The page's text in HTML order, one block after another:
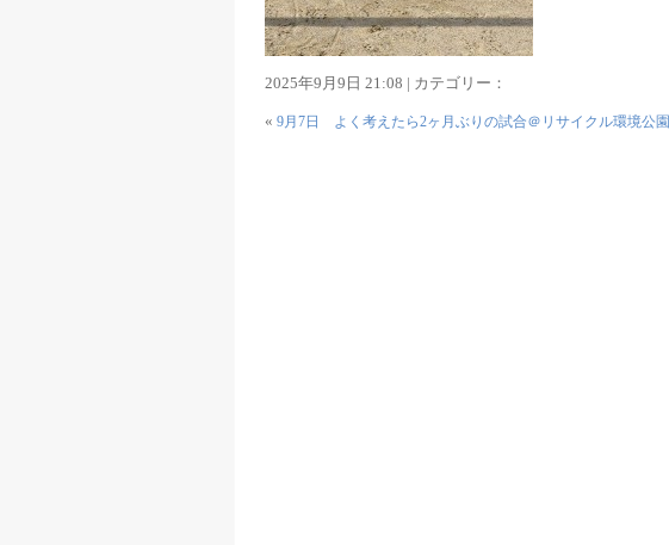
2025年9月9日 21:08 | カテゴリー：
« 9月7日 よく考えたら2ヶ月ぶりの試合＠リサイクル環境公園